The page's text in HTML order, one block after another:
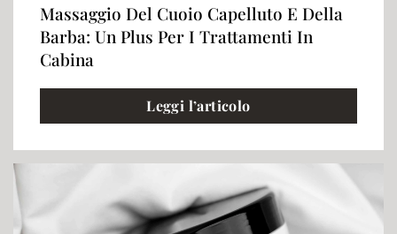
Massaggio Del Cuoio Capelluto E Della
Barba: Un Plus Per I Trattamenti In
Cabina
Leggi l’articolo